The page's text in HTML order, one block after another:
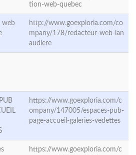
tion-web-quebec
web
http://www.goexploria.com/co
mpany/178/redacteur-web-lan
audiere
https://www.goexploria.com/c
ompany/147005/espaces-pub-
page-accueil-galeries-vedettes
https://www.goexploria.com/c